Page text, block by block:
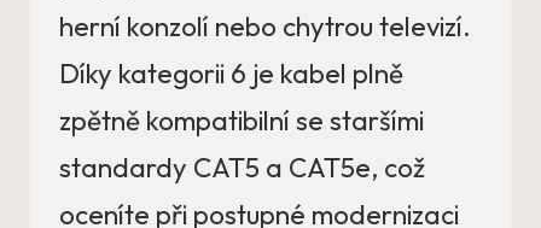
herní konzolí nebo chytrou televizí.
Díky kategorii 6 je kabel plně
zpětně kompatibilní se staršími
standardy CAT5 a CAT5e, což
oceníte při postupné modernizaci